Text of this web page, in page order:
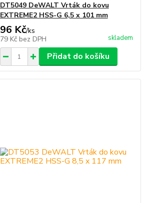
DT5049 DeWALT Vrták do kovu
EXTREME2 HSS-G 6,5 x 101 mm
96 Kč/ks
79 Kč bez DPH skladem
Přidat do košíku